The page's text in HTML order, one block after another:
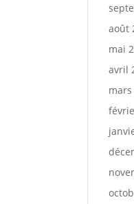
août
mai
avril
mars